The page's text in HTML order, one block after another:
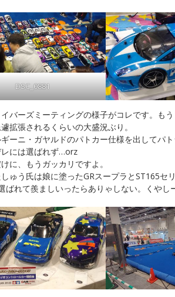
DSC_0881
バーズミーティングの様子がコレです。も
拡張されるくらいの大盛況ぶり。
ーニ・ガヤルドのパトカー仕様を出してパ
には選ばれず…orz
に、もうガッカリですよ。
ゅう氏は娘に塗ったGRスープラとST165セ
ばれて羨ましいったらありゃしない。くやし